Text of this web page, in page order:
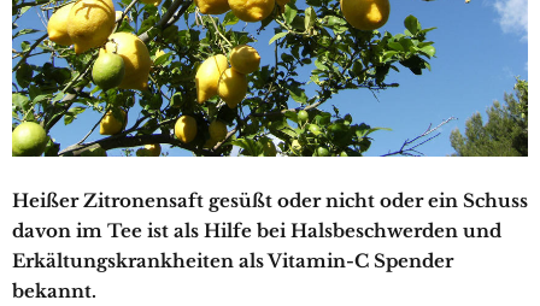
Heißer Zitronensaft gesüßt oder nicht oder ein Schuss
davon im Tee ist als Hilfe bei Halsbeschwerden und
Erkältungskrankheiten als Vitamin-C Spender
bekannt.